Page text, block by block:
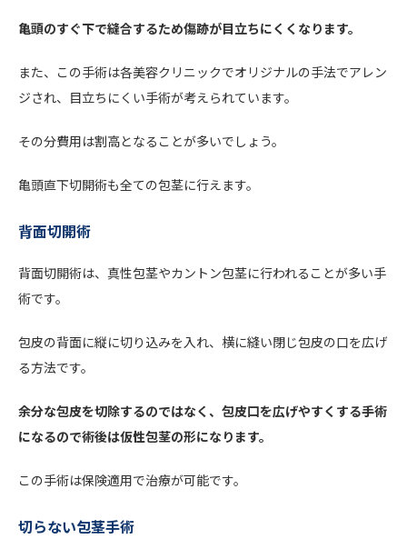
亀頭のすぐ下で縫合するため傷跡が目立ちにくくなります。
また、この手術は各美容クリニックでオリジナルの手法でアレン
ジされ、目立ちにくい手術が考えられています。
その分費用は割高となることが多いでしょう。
亀頭直下切開術も全ての包茎に行えます。
背面切開術
背面切開術は、真性包茎やカントン包茎に行われることが多い手
術です。
包皮の背面に縦に切り込みを入れ、横に縫い閉じ包皮の口を広げ
る方法です。
余分な包皮を切除するのではなく、包皮口を広げやすくする手術
になるので術後は仮性包茎の形になります。
この手術は保険適用で治療が可能です。
切らない包茎手術